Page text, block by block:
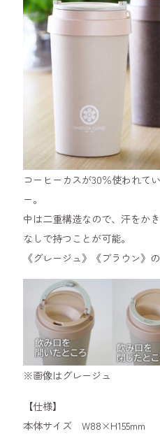
コーヒーカスが30％使われて
ー。
中は二重構造なので、汗をか
なしで持つことが可能。
《グレージュ》《ブラウン》
※画像はグレージュ
【仕様】
本体サイズ W88×H155mm